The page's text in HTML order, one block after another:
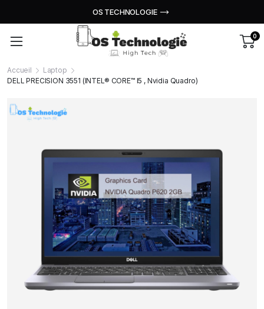
OS TECHNOLOGIE
0
Accueil
Laptop
DELL PRECISION 3551 (INTEL® CORE™ I5 , Nvidia Quadro)